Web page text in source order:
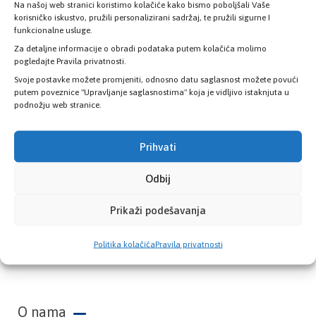
Na našoj web stranici koristimo kolačiće kako bismo poboljšali Vaše
korisničko iskustvo, pružili personalizirani sadržaj, te pružili sigurne I
funkcionalne usluge.
Za detaljne informacije o obradi podataka putem kolačića molimo
pogledajte Pravila privatnosti.
Svoje postavke možete promjeniti, odnosno datu saglasnost možete povući
putem poveznice "Upravljanje saglasnostima" koja je vidljivo istaknjuta u
podnožju web stranice.
Prihvati
Odbij
Prikaži podešavanja
Politika kolačićaPravila privatnosti
zdravstvene kartice
PROVJERITE STATUS
O nama